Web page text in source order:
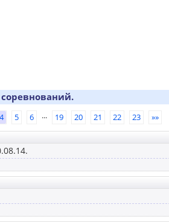
4 5 6 ... 19 20 21 22 23 »»